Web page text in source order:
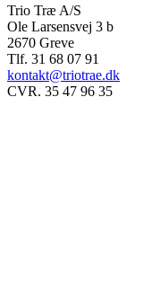
Trio Træ A/S
Ole Larsensvej 3 b
2670 Greve
Tlf. 31 68 07 91
kontakt@triotrae.dk
CVR. 35 47 96 35